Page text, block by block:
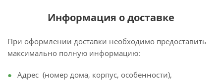
Информация о доставке
При оформлении доставки необходимо предоставить
максимально полную информацию:
Адрес (номер дома, корпус, особенности),